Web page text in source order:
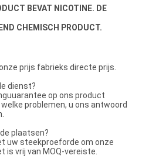
BEVAT NICOTINE. DE
CHEMISCH PRODUCT.
prijs fabrieks directe prijs.
dienst?
op ons product
problemen, u ons antwoord
plaatsen?
uw steekproeforde om onze
vrij van MOQ-vereiste.